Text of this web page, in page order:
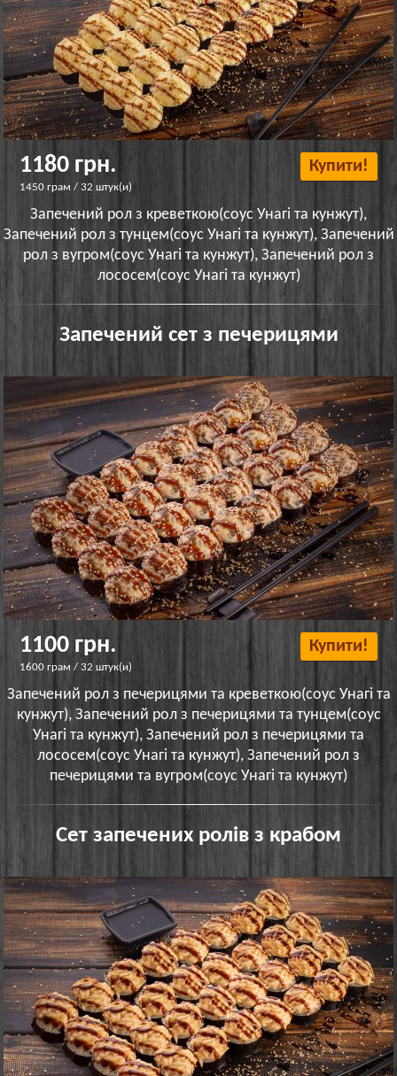
1180 грн.
1450 грам / 32 штук(и)
Купити!
Запечений рол з креветкою(соус Унагі та кунжут),
Запечений рол з тунцем(соус Унагі та кунжут), Запечений
рол з вугром(соус Унагі та кунжут), Запечений рол з
лососем(соус Унагі та кунжут)
Запечений сет з печерицями
1100 грн.
1600 грам / 32 штук(и)
Купити!
Запечений рол з печерицями та креветкою(соус Унагі та
кунжут), Запечений рол з печерицями та тунцем(соус
Унагі та кунжут), Запечений рол з печерицями та
лососем(соус Унагі та кунжут), Запечений рол з
печерицями та вугром(соус Унагі та кунжут)
Сет запечених ролів з крабом